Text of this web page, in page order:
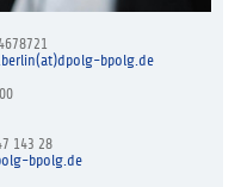
bpolg.de
143 28
bpolg.de